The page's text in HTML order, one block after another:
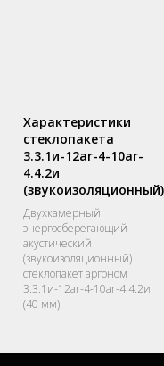
Характеристики
стеклопакета
3.3.1и-12ar-4-10ar-
4.4.2и
(звукоизоляционный)
Двухкамерный
энергосберегающий
акустический
(звукоизоляционный)
стеклопакет аргоном
3.3.1и-12ar-4-10ar-4.4.2и
(40 мм)